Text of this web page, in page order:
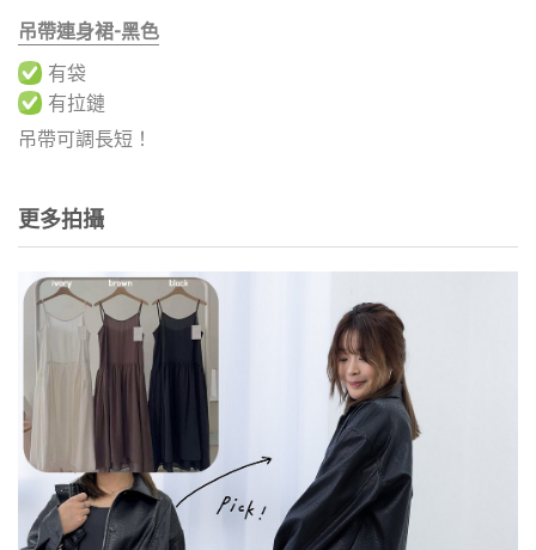
吊帶連身裙-黑色
有袋
有拉鏈
吊帶可調長短！
更多拍攝